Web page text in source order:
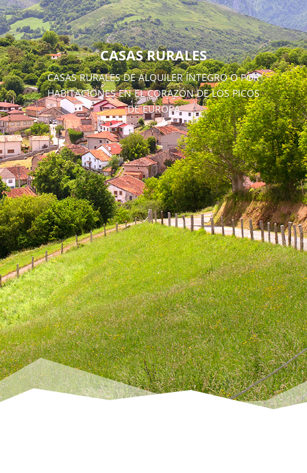
CASAS RURALES
CASAS RURALES DE ALQUILER ÍNTEGRO O POR
HABITACIONES EN EL CORAZÓN DE LOS PICOS
DE EUROPA